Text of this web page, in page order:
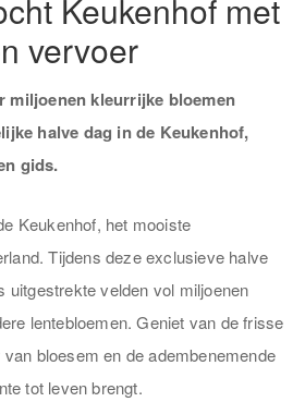
Keukenhof met
vervoer
miljoenen kleurrijke bloemen
halve dag in de Keukenhof,
gids.
Keukenhof, het mooiste
Tijdens deze exclusieve halve
uitgestrekte velden vol miljoenen
lentebloemen. Geniet van de frisse
bloesem en de adembenemende
tot leven brengt.